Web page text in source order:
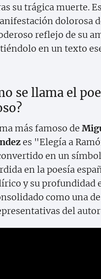
su trágica muerte.
dolorosa
reflejo de su
en un texto
se llama el
más famoso de
es "Elegía a
en un
en la poesía
y su profundidad
como una
del